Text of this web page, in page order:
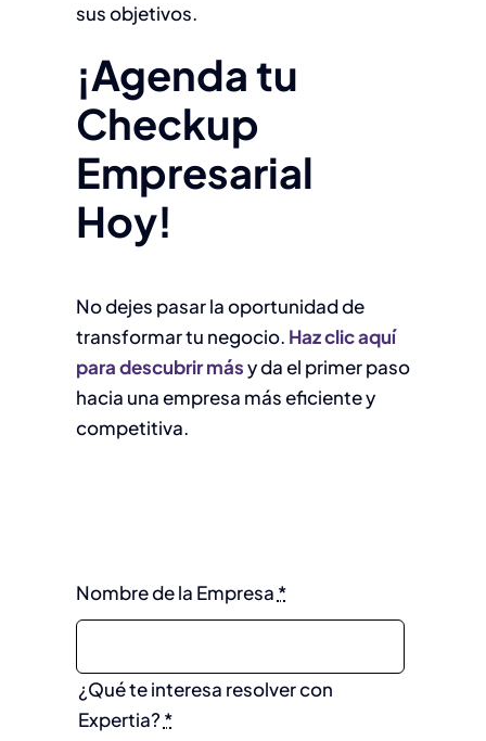
sus objetivos.
¡Agenda tu
Checkup
Empresarial
Hoy!
No dejes pasar la oportunidad de
transformar tu negocio. Haz clic aquí
para descubrir másy da el primer paso
hacia una empresa más eficiente y
competitiva.
Nombre de la Empresa *
¿Qué te interesa resolver con
Expertia? *